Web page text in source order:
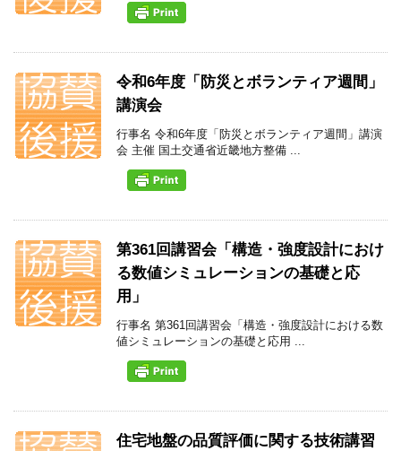
令和6年度「防災とボランティア週間」
講演会
行事名 令和6年度「防災とボランティア週間」講演
会 主催 国土交通省近畿地方整備 ...
第361回講習会「構造・強度設計におけ
る数値シミュレーションの基礎と応
用」
行事名 第361回講習会「構造・強度設計における数
値シミュレーションの基礎と応用 ...
住宅地盤の品質評価に関する技術講習